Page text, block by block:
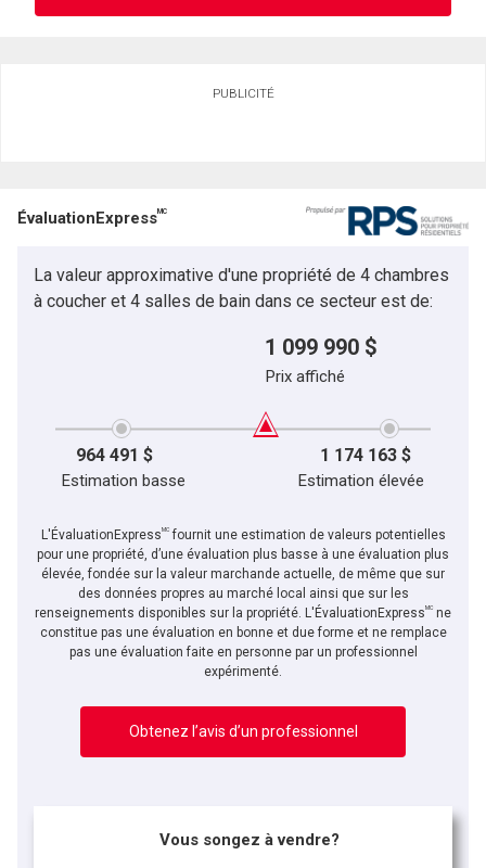
Téléphone
Message
En cliquant sur le bouton « soumettre », vous consentez à nos conditions d'utilisation et
vous nous fournissez l'autorisation écrite de communiquer avec vous.
PUBLICITÉ
ÉvaluationExpressMC
La valeur approximative d'une propriété de 4 chambres
à coucher et 4 salles de bain dans ce secteur est de:
1 099 990 $
Prix affiché
964 491 $ 1 174 163 $
Estimation basse Estimation élevée
L'ÉvaluationExpressMCfournit une estimation de valeurs potentielles
pour une propriété, d’une évaluation plus basse à une évaluation plus
élevée, fondée sur la valeur marchande actuelle, de même que sur
des données propres au marché local ainsi que sur les
renseignements disponibles sur la propriété. L'ÉvaluationExpressMC ne
constitue pas une évaluation en bonne et due forme et ne remplace
pas une évaluation faite en personne par un professionnel
expérimenté.
Obtenez l’avis d’un professionnel
Vous songez à vendre?